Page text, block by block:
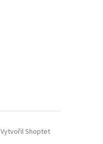
Vytvořil Shoptet